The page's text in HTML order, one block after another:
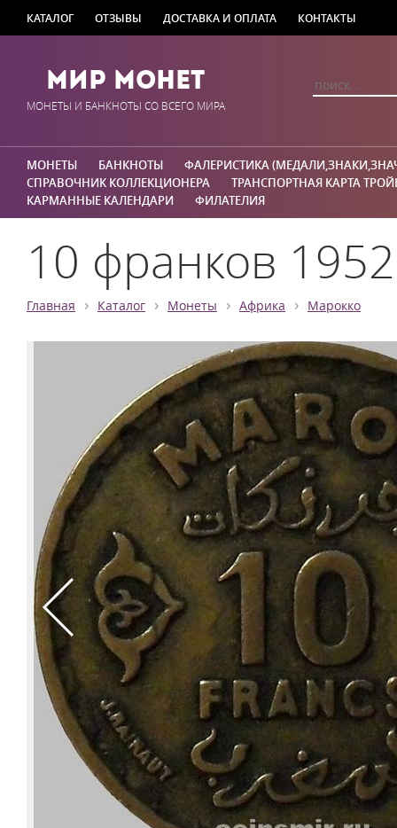
КАТАЛОГ ОТЗЫВЫ ДОСТАВКА И ОПЛАТА КОНТАКТЫ
Мир Монет
МОНЕТЫ И БАНКНОТЫ СО ВСЕГО МИРА
МОНЕТЫ БАНКНОТЫ
ФАЛЕРИСТИКА
СПРАВОЧНИК КОЛЛЕКЦИОНЕРА
ТРАНСПОРТНАЯ КАРТА
КАРМАННЫЕ КАЛЕНДАРИ
ФИЛАТЕЛИЯ
10 франков
Главная › Каталог › Монеты › Африка › Марокко